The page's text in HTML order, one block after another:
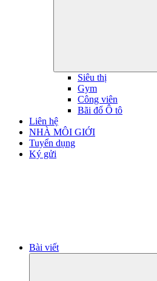
Siêu thị
Gym
Công viên
Bãi đổ Ô tô
Liên hệ
NHÀ MÔI GIỚI
Tuyển dụng
Ký gửi
Bài viết